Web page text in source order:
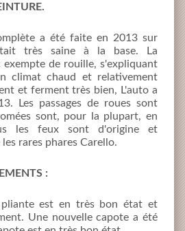
a été faite en 2013 sur
très saine à la base. La
exempte de rouille, s'expliquant
climat chaud et relativement
et ferment très bien, L'auto a
Les passages de roues sont
sont, pour la plupart, en
les feux sont d'origine et
rares phares Carello.
:
pliante est en très bon état et
Une nouvelle capote a été